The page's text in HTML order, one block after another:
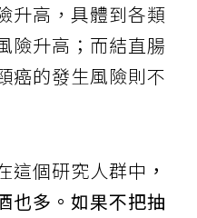
升高，具體到各類
險升高；而結直腸
癌的發生風險則不
這個研究人群中 ，
也多。如果不把抽